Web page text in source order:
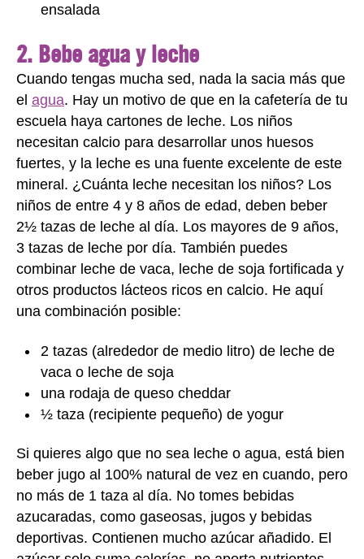
ensalada
2. Bebe agua y leche
Cuando tengas mucha sed, nada la sacia más que
el agua. Hay un motivo de que en la cafetería de tu
escuela haya cartones de leche. Los niños
necesitan calcio para desarrollar unos huesos
fuertes, y la leche es una fuente excelente de este
mineral. ¿Cuánta leche necesitan los niños? Los
niños de entre 4 y 8 años de edad, deben beber
2½ tazas de leche al día. Los mayores de 9 años,
3 tazas de leche por día. También puedes
combinar leche de vaca, leche de soja fortificada y
otros productos lácteos ricos en calcio. He aquí
una combinación posible:
2 tazas (alrededor de medio litro) de leche de
vaca o leche de soja
una rodaja de queso cheddar
½ taza (recipiente pequeño) de yogur
Si quieres algo que no sea leche o agua, está bien
beber jugo al 100% natural de vez en cuando, pero
no más de 1 taza al día. No tomes bebidas
azucaradas, como gaseosas, jugos y bebidas
deportivas. Contienen mucho azúcar añadido. El